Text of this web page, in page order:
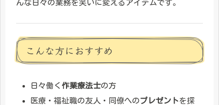
んな日々の業務を笑いに変えるアイテムです。
こんな方におすすめ
日々働く作業療法士の方
医療・福祉職の友人・同僚へのプレゼントを探